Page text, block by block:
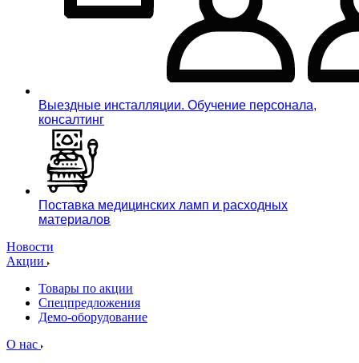
Выездные инсталляции. Обучение персонала,
консалтинг
Поставка медицинских ламп и расходных
материалов
Новости
Акции
Товары по акции
Спецпредложения
Демо-оборудование
О нас